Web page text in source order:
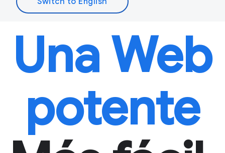
Una Web
potente